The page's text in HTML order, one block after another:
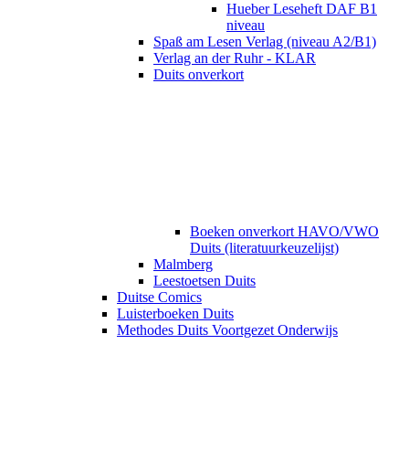
Hueber Leseheft DAF B1
niveau
Spaß am Lesen Verlag (niveau A2/B1)
Verlag an der Ruhr - KLAR
Duits onverkort
Boeken onverkort HAVO/VWO
Duits (literatuurkeuzelijst)
Malmberg
Leestoetsen Duits
Duitse Comics
Luisterboeken Duits
Methodes Duits Voortgezet Onderwijs